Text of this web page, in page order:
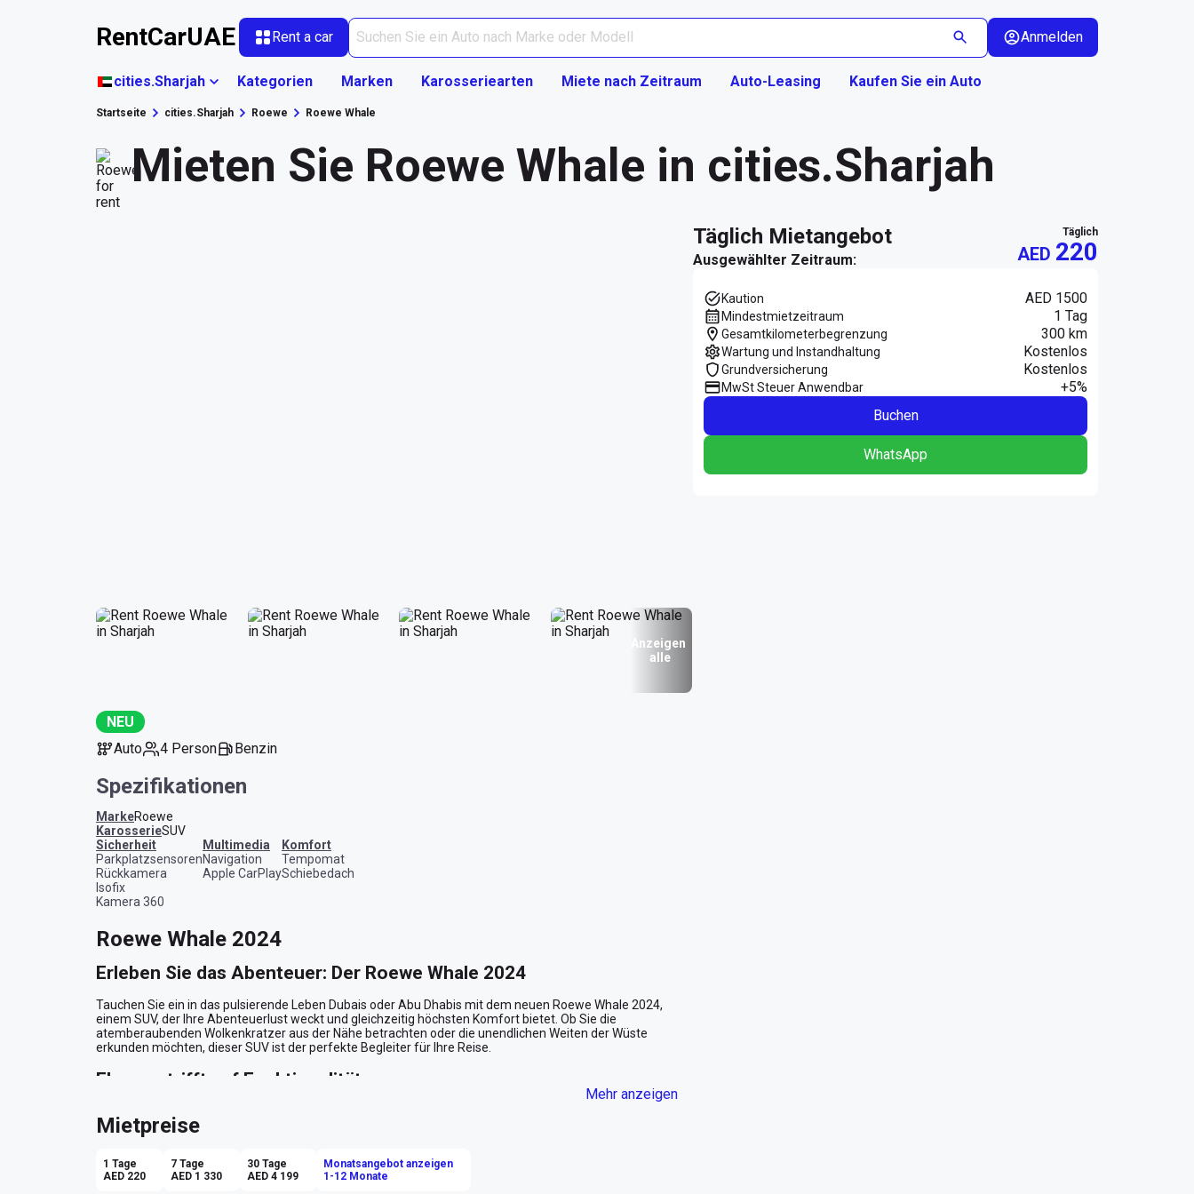
RentCarUAE Rent a car Anmelden
cities.Sharjah Kategorien Marken Karosseriearten Miete nach Zeitraum Auto-Leasing Kaufen Sie ein Auto
Startseite cities.Sharjah Roewe Roewe Whale
Mieten Sie Roewe Whale in cities.Sharjah
Anzeigen
alle
NEU
Auto
4 Person Benzin
Spezifikationen
MarkeRoewe
KarosserieSUV
Sicherheit
Parkplatzsensoren
Rückkamera
Isofix
Kamera 360
Multimedia
Navigation
Apple CarPlay
Komfort
Tempomat
Schiebedach
Roewe Whale 2024
Erleben Sie das Abenteuer: Der Roewe Whale 2024
Tauchen Sie ein in das pulsierende Leben Dubais oder Abu Dhabis mit dem neuen Roewe Whale 2024,
einem SUV, der Ihre Abenteuerlust weckt und gleichzeitig höchsten Komfort bietet. Ob Sie die
atemberaubenden Wolkenkratzer aus der Nähe betrachten oder die unendlichen Weiten der Wüste
erkunden möchten, dieser SUV ist der perfekte Begleiter für Ihre Reise.
Eleganz trifft auf Funktionalität
Sonne der Emirate geradezu leuchtet. Der elegante, aerodynamische Aufbau lässt keinen Zweifel: Dieser
SUV ist sowohl für urbane Entdeckungsreisen als auch für abenteuerliche Ausflüge ins Gelände konzipiert.
Innenraum: Luxus und Komfort
Mehr anzeigen
Mietpreise
1 Tage
AED 220
7 Tage
AED 1 330
30 Tage
AED 4 199
Monatsangebot anzeigen
1-12 Monate
täglich Mietangebot
Ausgewählter Zeitraum:
täglich
AED 220
Kaution AED 1500
Mindestmietzeitraum 1 Tag
Gesamtkilometerbegrenzung 300 km
Wartung und Instandhaltung Kostenlos
Grundversicherung Kostenlos
MwSt Steuer Anwendbar
+5%
Buchen
WhatsApp